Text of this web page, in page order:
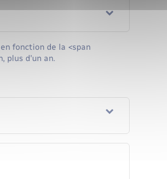
fonction de la <span
plus d'un an.